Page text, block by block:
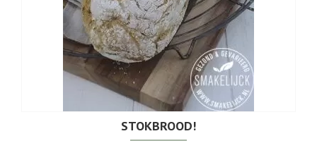
STOKBROOD!